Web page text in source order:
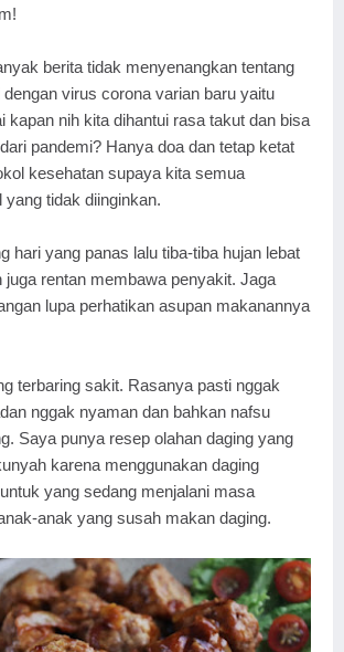
berita tidak menyenangkan tentang
virus corona varian baru yaitu
kapan nih kita dihantui rasa takut dan bisa
pandemi? Hanya doa dan tetap ketat
kesehatan supaya kita semua
yang tidak diinginkan.
hari yang panas lalu tiba-tiba hujan lebat
juga rentan membawa penyakit. Jaga
lupa perhatikan asupan makanannya
terbaring sakit. Rasanya pasti nggak
nggak nyaman dan bahkan nafsu
Saya punya resep olahan daging yang
karena menggunakan daging
yang sedang menjalani masa
anak yang susah makan daging.